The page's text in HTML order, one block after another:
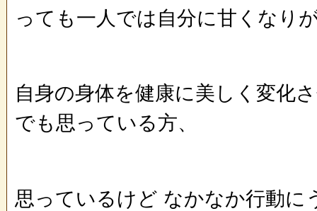
っても一人では自分に甘くなり
自身の身体を健康に美しく変化
でも思っている方、
思っているけど なかなか行動